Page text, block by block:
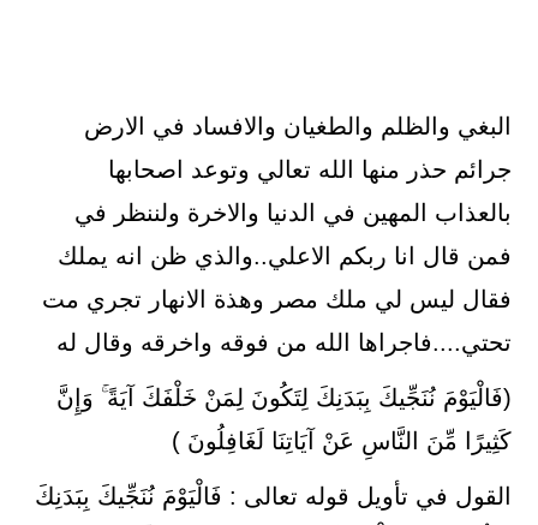
البغي والظلم والطغيان والافساد في الارض
جرائم حذر منها الله تعالي وتوعد اصحابها
بالعذاب المهين في الدنيا والاخرة ولننظر في
فمن قال انا ربكم الاعلي..والذي ظن انه يملك
فقال ليس لي ملك مصر وهذة الانهار تجري مت
تحتي....فاجراها الله من فوقه واخرقه وقال له
(فَالْيَوْمَ نُنَجِّيكَ بِبَدَنِكَ لِتَكُونَ لِمَنْ خَلْفَكَ آيَةً ۚ وَإِنَّ
كَثِيرًا مِّنَ النَّاسِ عَنْ آيَاتِنَا لَغَافِلُونَ )
القول في تأويل قوله تعالى : فَالْيَوْمَ نُنَجِّيكَ بِبَدَنِكَ